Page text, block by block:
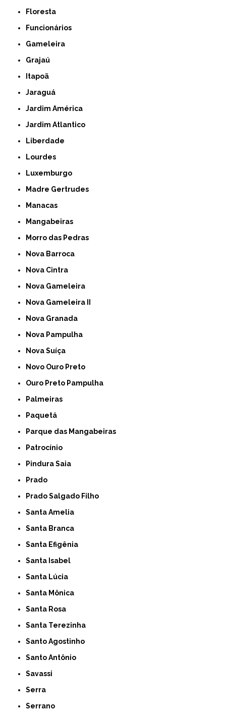
Floresta
Funcionários
Gameleira
Grajaú
Itapoã
Jaraguá
Jardim América
Jardim Atlantico
Liberdade
Lourdes
Luxemburgo
Madre Gertrudes
Manacas
Mangabeiras
Morro das Pedras
Nova Barroca
Nova Cintra
Nova Gameleira
Nova Gameleira II
Nova Granada
Nova Pampulha
Nova Suíça
Novo Ouro Preto
Ouro Preto Pampulha
Palmeiras
Paquetá
Parque das Mangabeiras
Patrocínio
Pindura Saia
Prado
Prado Salgado Filho
Santa Amelia
Santa Branca
Santa Efigênia
Santa Isabel
Santa Lúcia
Santa Mônica
Santa Rosa
Santa Terezinha
Santo Agostinho
Santo Antônio
Savassi
Serra
Serrano